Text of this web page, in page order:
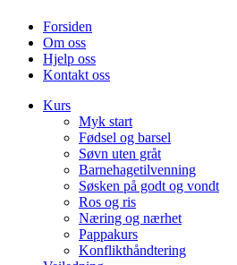
Forsiden
Om oss
Hjelp oss
Kontakt oss
Kurs
Myk start
Fødsel og barsel
Søvn uten gråt
Barnehagetilvenning
Søsken på godt og vondt
Ros og ris
Næring og nærhet
Pappakurs
Konflikthåndtering